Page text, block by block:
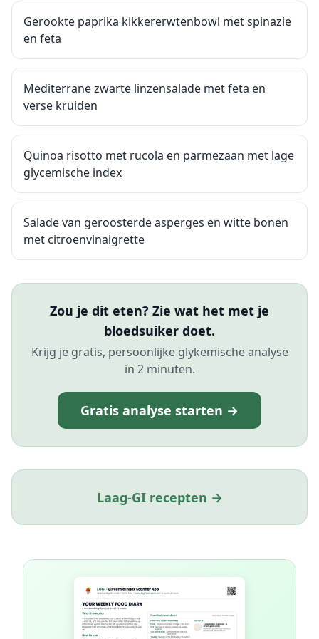
Gerookte paprika kikkererwtenbowl met spinazie
en feta
Mediterrane zwarte linzensalade met feta en
verse kruiden
Quinoa risotto met rucola en parmezaan met lage
glycemische index
Salade van geroosterde asperges en witte bonen
met citroenvinaigrette
Zou je dit eten? Zie wat het met je
bloedsuiker doet.
Krijg je gratis, persoonlijke glykemische analyse
in 2 minuten.
Gratis analyse starten →
Laag-GI recepten →